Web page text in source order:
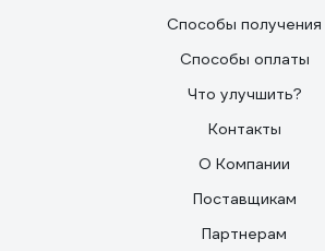
Способы получения
Способы оплаты
Что улучшить?
Контакты
О Компании
Поставщикам
Партнерам